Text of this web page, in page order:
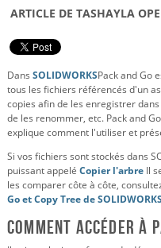
ARTICLE DE TASHAYLA
Dans SOLIDWORKSPack and Go
tous les fichiers référencés d'un
copies afin de les enregistrer
de les renommer, etc. Pack and
explique comment l'utiliser et
Si vos fichiers sont stockés dans
puissant appelé Copier l'arbre Il
les comparer côte à côte,
Go et Copy Tree de SOLIDWORKS
Comment accéder à